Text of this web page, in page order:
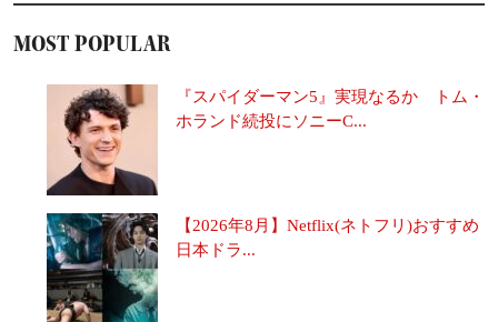
MOST POPULAR
『スパイダーマン5』実現なるか トム・
ホランド続投にソニーC...
【2026年8月】Netflix(ネトフリ)おすすめ
日本ドラ...